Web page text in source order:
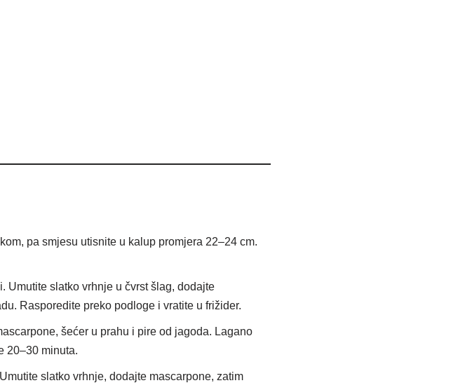
pa smjesu utisnite u kalup promjera 22–24 cm.
Umutite slatko vrhnje u čvrst šlag, dodajte
Rasporedite preko podloge i vratite u frižider.
šećer u prahu i pire od jagoda. Lagano
20–30 minuta.
slatko vrhnje, dodajte mascarpone, zatim